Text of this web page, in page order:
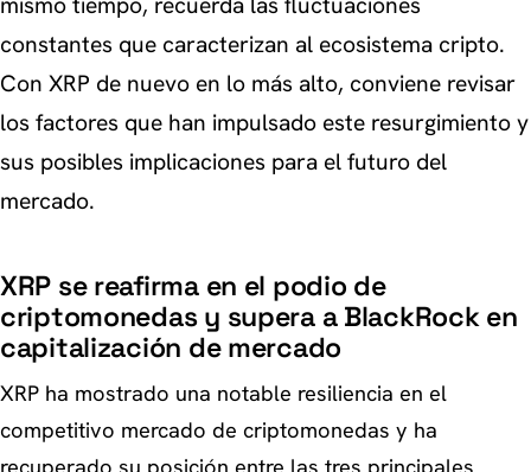
constantes que caracterizan al ecosistema cripto.
Con XRP de nuevo en lo más alto, conviene revisar
los factores que han impulsado este resurgimiento y
sus posibles implicaciones para el futuro del
mercado.
XRP se reafirma en el podio de
criptomonedas y supera a BlackRock en
capitalización de mercado
XRP ha mostrado una notable resiliencia en el
competitivo mercado de criptomonedas y ha